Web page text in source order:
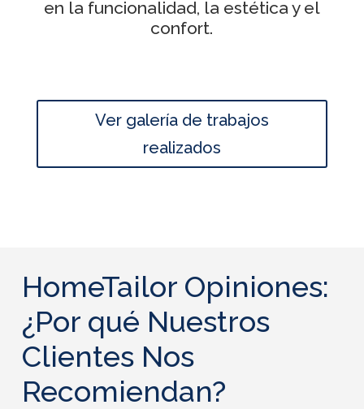
en la funcionalidad, la estética y el
confort.
Ver galería de trabajos
realizados
HomeTailor Opiniones:
¿Por qué Nuestros
Clientes Nos
Recomiendan?